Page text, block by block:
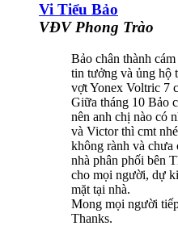
Vi Tiểu Bảo
VĐV Phong Trào
Bảo chân thành
tin tưởng và ủng hộ
vợt Yonex Voltric 7
Giữa tháng 10 Bảo
nên anh chị nào có
và Victor thì cmt
không rành và
nhà phân phối bên
cho mọi người, dự
mặt tại nhà.
Mong mọi người
Thanks.